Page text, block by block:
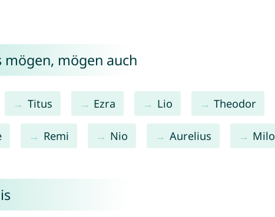
mögen, mögen auch
Titus Ezra Lio Theodor
Remi Nio Aurelius Milo